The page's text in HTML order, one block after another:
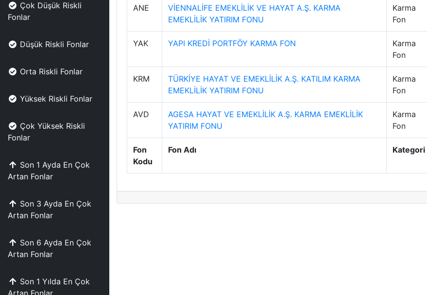
Çok Düşük Riskli
Fonlar
Düşük Riskli Fonlar
Orta Riskli Fonlar
Yüksek Riskli Fonlar
Çok Yüksek Riskli
Fonlar
Son 1 Ayda En Çok
Artan Fonlar
Son 3 Ayda En Çok
Artan Fonlar
Son 6 Ayda En Çok
Artan Fonlar
Son 1 Yılda En Çok
Artan Fonlar
Fon
Kodu
Fon Adı Kategori
ANE
VİENNALİFE EMEKLİLİK VE HAYAT A.Ş. KARMA
EMEKLİLİK YATIRIM FONU
Karma
Fon
YAK YAPI KREDİ PORTFÖY KARMA FON
Karma
Fon
KRM
TÜRKİYE HAYAT VE EMEKLİLİK A.Ş. KATILIM KARMA
EMEKLİLİK YATIRIM FONU
Karma
Fon
AVD
AGESA HAYAT VE EMEKLİLİK A.Ş. KARMA EMEKLİLİK
YATIRIM FONU
Karma
Fon